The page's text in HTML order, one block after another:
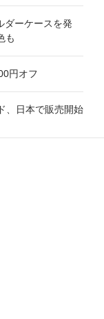
ダーケースを発
も
円オフ
、日本で販売開始